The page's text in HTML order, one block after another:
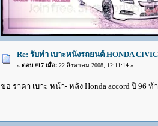
Re: รับทำ เบาะหนังรถยนต์ HONDA
« ตอบ #17 เมื่อ:22 สิงหาคม 2008, 12:11:14 »
ขอ ราคา เบาะ หน้า- หลัง Honda accord ปี 96